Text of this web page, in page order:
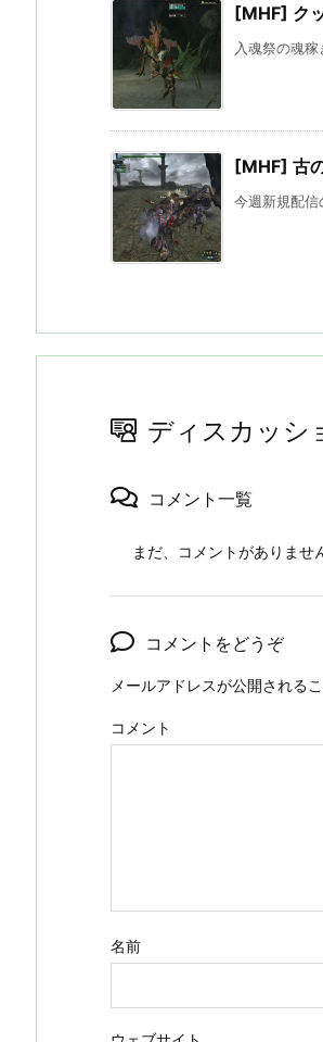
[MHF] ク
入魂祭の魂
[MHF] 古
今週新規配
ディスカッシ
コメント一覧
まだ、コメントがありませ
コメントをどうぞ
メールアドレスが公開される
コメント
名前